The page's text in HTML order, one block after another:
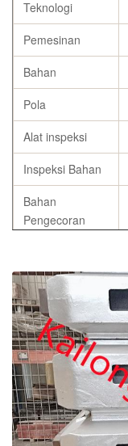
Teknologi
Pemesinan
Bahan
Pola
Alat inspeksi
Inspeksi Bahan
Bahan
Pengecoran
Komposisi Kimia
Spesifikasi
Sertifikat